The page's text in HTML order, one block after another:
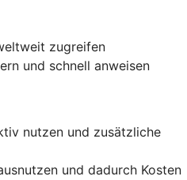
zugreifen
und schnell anweisen
nutzen und zusätzliche
und dadurch Kosten